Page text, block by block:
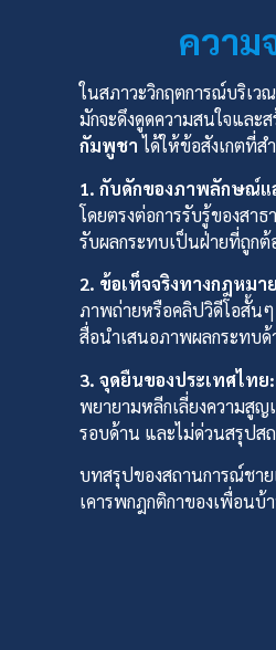
ความ
ในสภาวะวิกฤตการณ์บริเ
มักจะดึงดูดความสนใจและ
กัมพูชาได้ให้ข้อสังเกตที่ส
1. กับดักของภาพลักษณ์แ
โดยตรงต่อการรับรู้ของสา
รับผลกระทบเป็นฝ่ายที่ถูก
2. ข้อเท็จจริงทางกฎหมา
ภาพถ่ายหรือคลิปวิดีโอสั้น
สื่อนำเสนอภาพผลกระทบด้
3. จุดยืนของประเทศไท
พยายามหลีกเลี่ยงความสูญ
รอบด้าน และไม่ด่วนสรุปส
บทสรุปของสถานการณ์ชาย
เคารพกฎกติกาของเพื่อนบ้